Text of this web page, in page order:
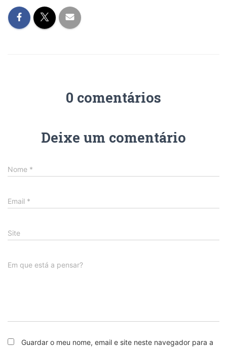
0 comentários
Deixe um comentário
Nome *
Email *
Site
Em que está a pensar?
Guardar o meu nome, email e site neste navegador para a